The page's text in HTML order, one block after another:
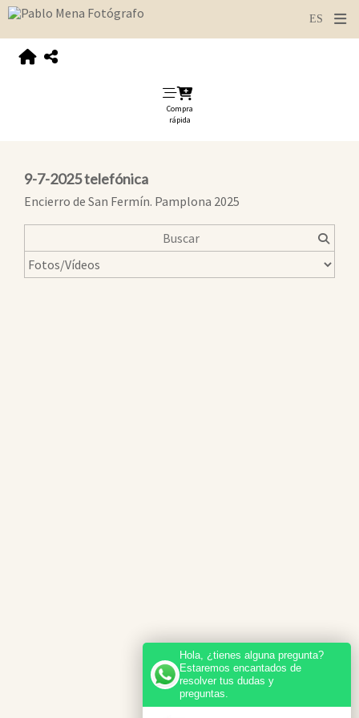
Compra
rápida
9-7-2025 telefónica
Encierro de San Fermín. Pamplona 2025
Hola, ¿tienes alguna pregunta?
Estaremos encantados de
resolver tus dudas y
preguntas.